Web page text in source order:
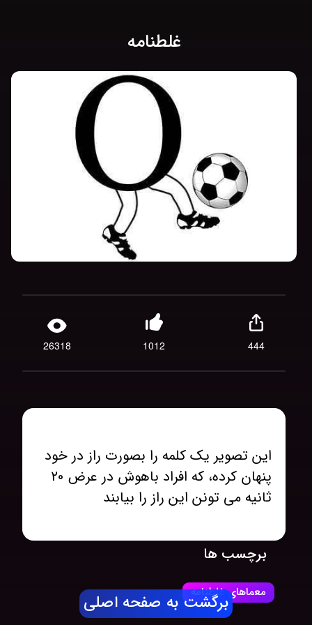
غلطنامه
26318 1012 444
این تصویر یک کلمه را بصورت راز در خود
پنهان کرده، که افراد باهوش در عرض 20
ثانیه می تونن این راز را بیابند
برچسب ها
معماهای غلطنامه
برگشت به صفحه اصلی